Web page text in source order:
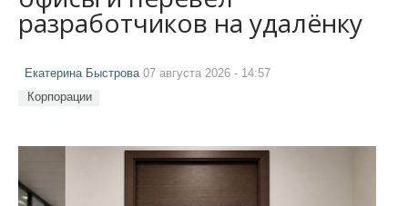
разработчиков на удалёнку
Екатерина Быстрова 07 августа 2026 - 14:57
Корпорации